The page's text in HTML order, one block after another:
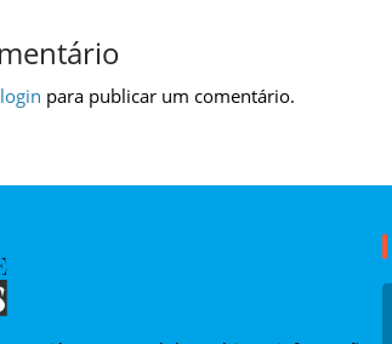
login para publicar um comentário.